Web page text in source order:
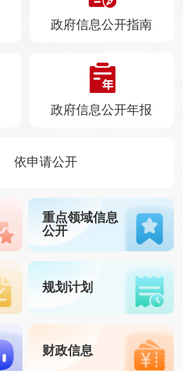
政府信息公开指南
政府信息公开年报
依申请公开
重点领域信息
公开
规划计划
财政信息